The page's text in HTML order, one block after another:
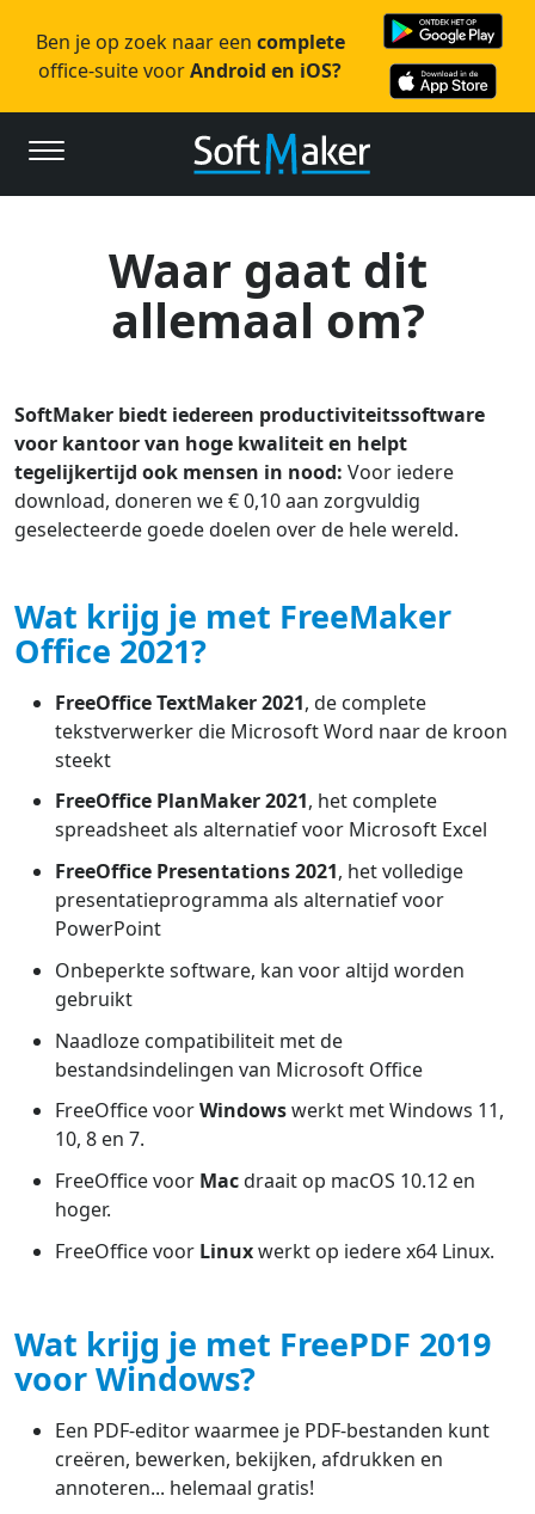
Ben je op zoek naar een complete
office-suite voorAndroid en iOS?
Waar gaat dit
allemaal om?
SoftMaker biedt iedereen productiviteitssoftware
voor kantoor van hoge kwaliteit en helpt
tegelijkertijd ook mensen in nood: Voor iedere
download, doneren we € 0,10 aan zorgvuldig
geselecteerde goede doelen over de hele wereld.
Wat krijg je met FreeMaker
Office 2021?
FreeOffice TextMaker 2021, de complete
tekstverwerker die Microsoft Word naar de kroon
steekt
FreeOffice PlanMaker 2021, het complete
spreadsheet als alternatief voor Microsoft Excel
FreeOffice Presentations 2021, het volledige
presentatieprogramma als alternatief voor
PowerPoint
Onbeperkte software, kan voor altijd worden
gebruikt
Naadloze compatibiliteit met de
bestandsindelingen van Microsoft Office
FreeOffice voorWindowswerkt met Windows 11,
10, 8 en 7.
FreeOffice voor Macdraait op macOS 10.12 en
hoger.
FreeOffice voor Linuxwerkt op iedere x64 Linux.
Wat krijg je met FreePDF 2019
voor Windows?
Een PDF-editor waarmee je PDF-bestanden kunt
creëren, bewerken, bekijken, afdrukken en
annoteren... helemaal gratis!